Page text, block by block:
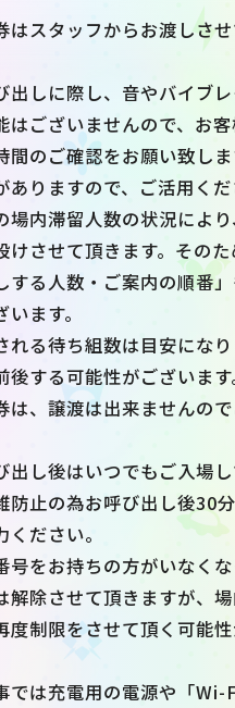
スタッフからお渡しさ
しに際し、音やバイブ
はございませんので、お
間のご確認をお願い致し
ありますので、ご活用くだ
内滞留人数の状況によ
けさせて頂きます。その
する人数・ご案内の順番
ます。
る待ち組数は目安にな
後する可能性がございます
、譲渡は出来ませんの
し後はいつでもご入場
防止の為お呼び出し後30
ください。
をお持ちの方がいなく
解除させて頂きますが、
度制限をさせて頂く可能
では充電用の電源や「Wi-